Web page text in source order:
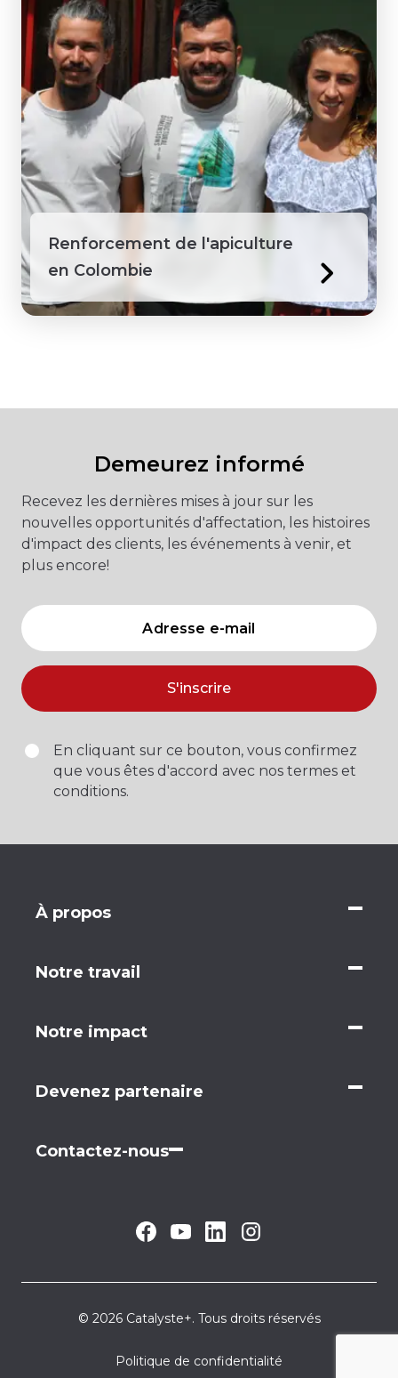
Renforcement de l'apiculture
en Colombie
Demeurez informé
Recevez les dernières mises à jour sur les
nouvelles opportunités d'affectation, les histoires
d'impact des clients, les événements à venir, et
plus encore!
S'inscrire
En cliquant sur ce bouton, vous confirmez
que vous êtes d'accord avec nos termes et
conditions.
À propos
Notre travail
Notre impact
Devenez partenaire
Contactez-nous
© 2026 Catalyste+. Tous droits réservés
Politique de confidentialité